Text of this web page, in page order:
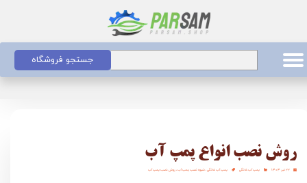
جستجو فروشگاه
روش نصب انواع پمپ آب
۲۲ تیر ۱۴۰۴ پمپ آب خانگی پمپ آب خانگی،شیوه نصب پمپ آب،روش نصب پمپ آب